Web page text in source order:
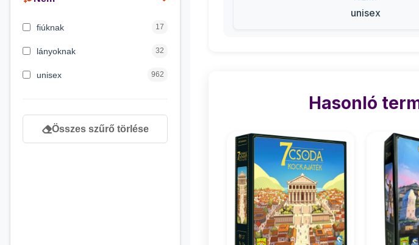
7 éves kortól 53
fiúknak 17
lányoknak 32
unisex 962
Összes szűrő törlése
unisex
Hasonló